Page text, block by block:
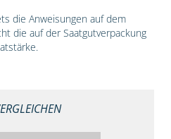
die Anweisungen auf dem
die auf der Saatgutverpackung